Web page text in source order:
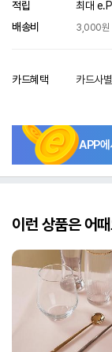
적립 최대
배송비
3,000원
카드혜택 카드사
APP에
이런 상품은 어